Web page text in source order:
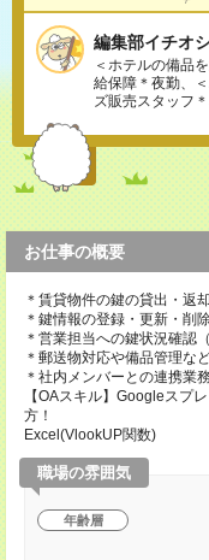
編集部イチオ
＜ホテルの備品
給保障＊夜勤、
ズ販売スタッフ
お仕事の概要
＊賃貸物件の鍵の貸出・返
＊鍵情報の登録・更新・削
＊営業担当への鍵状況確認
＊郵送物対応や備品管理な
＊社内メンバーとの連携業務
【OAスキル】Googleスプ
方！
Excel(VlookUP関数)
職場の雰囲気
年齢層